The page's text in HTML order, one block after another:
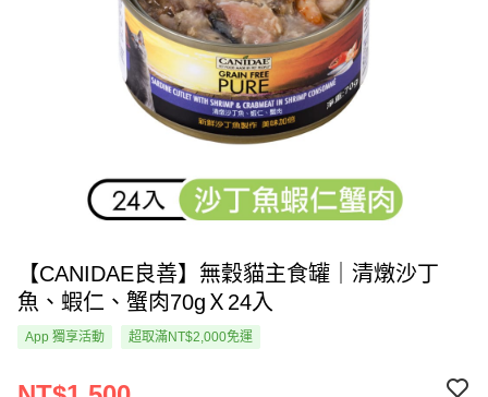
【CANIDAE良善】無穀貓主食罐｜清燉沙丁
魚、蝦仁、蟹肉70gＸ24入
App 獨享活動 超取滿NT$2,000免運